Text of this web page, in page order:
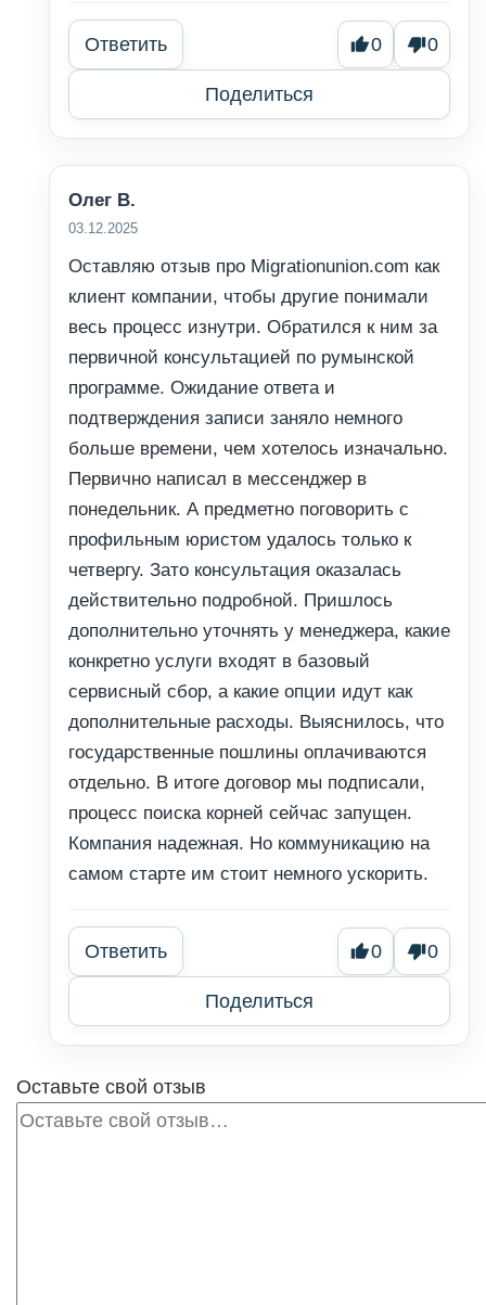
Ответить 0 0
Поделиться
Олег В.
03.12.2025
Оставляю отзыв про Migrationunion.com как
клиент компании, чтобы другие понимали
весь процесс изнутри. Обратился к ним за
первичной консультацией по румынской
программе. Ожидание ответа и
подтверждения записи заняло немного
больше времени, чем хотелось изначально.
Первично написал в мессенджер в
понедельник. А предметно поговорить с
профильным юристом удалось только к
четвергу. Зато консультация оказалась
действительно подробной. Пришлось
дополнительно уточнять у менеджера, какие
конкретно услуги входят в базовый
сервисный сбор, а какие опции идут как
дополнительные расходы. Выяснилось, что
государственные пошлины оплачиваются
отдельно. В итоге договор мы подписали,
процесс поиска корней сейчас запущен.
Компания надежная. Но коммуникацию на
самом старте им стоит немного ускорить.
Ответить 0 0
Поделиться
Оставьте свой отзыв
Отзыв